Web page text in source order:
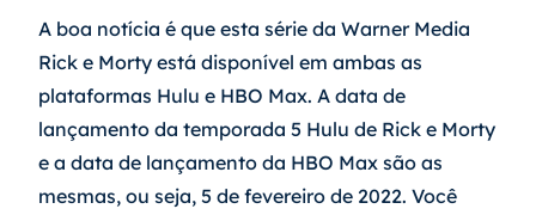
A boa notícia é que esta série da Warner Media
Rick e Morty está disponível em ambas as
plataformas Hulu e HBO Max. A data de
lançamento da temporada 5 Hulu de Rick e Morty
e a data de lançamento da HBO Max são as
mesmas, ou seja, 5 de fevereiro de 2022. Você